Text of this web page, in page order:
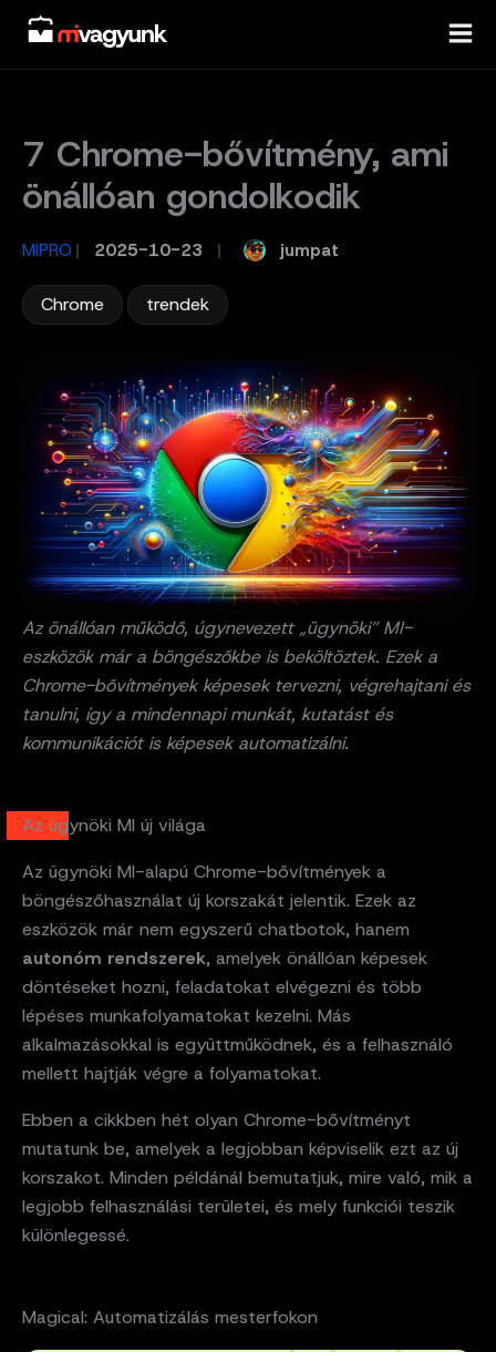
Skip
content
7 Chrome-bővítmény, ami
önállóan gondolkodik
MIPRO / 2025-10-23 jumpat
Chrome trendek
Az önállóan működő, úgynevezett „ügynöki” MI-
eszközök már a böngészőkbe is beköltöztek. Ezek a
Chrome-bővítmények képesek tervezni, végrehajtani és
tanulni, így a mindennapi munkát, kutatást és
kommunikációt is képesek automatizálni.
Az ügynöki MI új világa
Az ügynöki MI-alapú Chrome-bővítmények a
böngészőhasználat új korszakát jelentik. Ezek az
eszközök már nem egyszerű chatbotok, hanem
autonóm rendszerek, amelyek önállóan képesek
döntéseket hozni, feladatokat elvégezni és több
lépéses munkafolyamatokat kezelni. Más
alkalmazásokkal is együttműködnek, és a felhasználó
mellett hajtják végre a folyamatokat.
Ebben a cikkben hét olyan Chrome-bővítményt
mutatunk be, amelyek a legjobban képviselik ezt az új
korszakot. Minden példánál bemutatjuk, mire való, mik a
legjobb felhasználási területei, és mely funkciói teszik
különlegessé.
Magical: Automatizálás mesterfokon